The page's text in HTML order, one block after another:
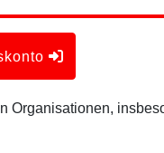
Organisationen,